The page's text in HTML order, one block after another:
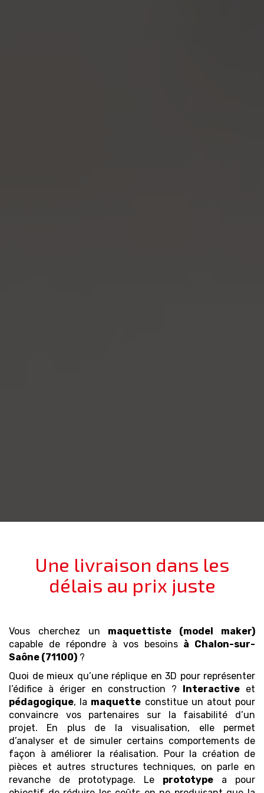
Une livraison dans les
délais au prix juste
Vous cherchez un maquettiste (model maker)
capable de répondre à vos besoins à Chalon-sur-
Saône (71100) ?
Quoi de mieux qu’une réplique en 3D pour représenter
l’édifice à ériger en construction ? Interactive et
pédagogique, la maquette constitue un atout pour
convaincre vos partenaires sur la faisabilité d’un
projet. En plus de la visualisation, elle permet
d’analyser et de simuler certains comportements de
façon à améliorer la réalisation. Pour la création de
pièces et autres structures techniques, on parle en
revanche de prototypage. Le prototype a pour